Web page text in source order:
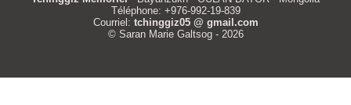
Téléphone: +976-992-19-839
Courriel: tchinggiz05 @ gmail.com
© Saran Marie Galtsog - 2026